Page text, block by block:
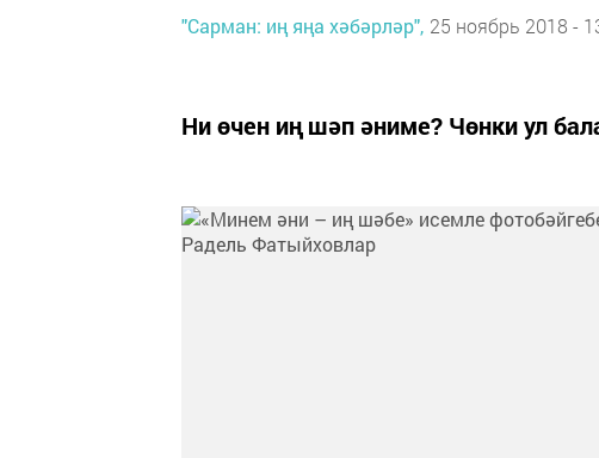
"Сарман: иң яңа хәбәрләр", 25 ноябрь 2018 -
Ни өчен иң шәп әниме? Чөнки ул